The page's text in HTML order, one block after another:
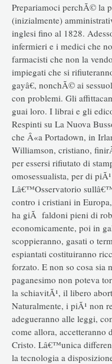
Prepariamoci perchÃ© la
(inizialmente)
inglesi fino al 1828.
infermieri e i medici che
farmacisti che non la
impiegati che si
gayâ€, nonchÃ© ai
con problemi. Gli
guai loro. I librai e gli
Respinti su La Nuova
che Â«a Portadown, in
Williamson, cristiano,
per essersi rifiutato di
omosessualista, per di
Lâ€™Osservatorio
contro i cristiani in
ha giÃ faldoni pieni di
economicamente, poi in
scoppieranno, gasati o
espiantati costituiranno
forzato. E non so cosa
paganesimo non poteva
la schiavitÃ¹, il libero
Naturalmente, i piÃ¹ non
adegueranno alle leggi,
come allora, accetteranno
Cristo. Lâ€™unica
la tecnologia a